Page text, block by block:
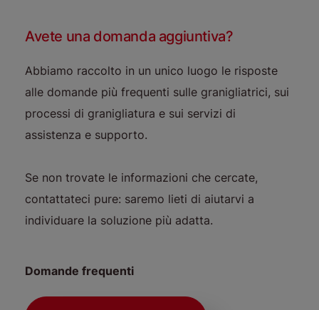
Avete una domanda aggiuntiva?
Abbiamo raccolto in un unico luogo le risposte
alle domande più frequenti sulle granigliatrici, sui
processi di granigliatura e sui servizi di
assistenza e supporto.
Se non trovate le informazioni che cercate,
contattateci pure: saremo lieti di aiutarvi a
individuare la soluzione più adatta.
Domande frequenti